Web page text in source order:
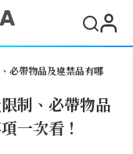
必帶物品及違禁品有哪
制、必帶物品
一次看！